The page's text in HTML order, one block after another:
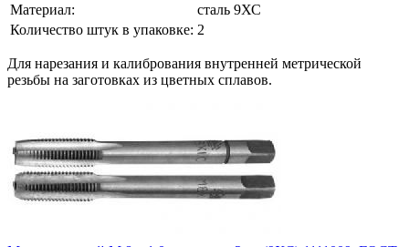
Материал:
сталь 9ХС
Количество штук в упаковке: 2
Для нарезания и калибрования внутренней метрической
резьбы на заготовках из цветных сплавов.